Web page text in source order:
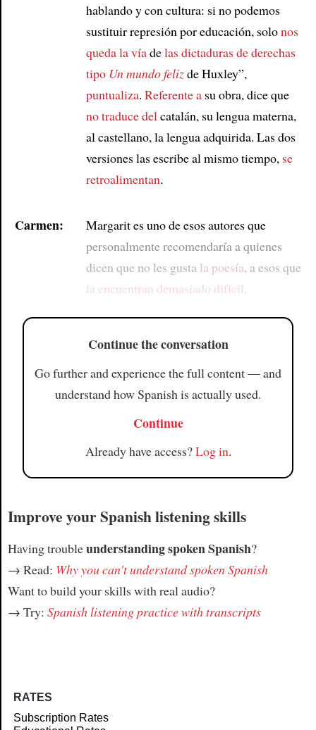
hablando y con cultura: si no podemos
sustituir represión por educación, solonos
quedala víadelas dictaduras de derechas
tipo Un mundo felizde Huxley”,
puntualiza. Referente asu obra, dice que
no traduce del catalán, su lengua materna,
al castellano, la lengua adquirida. Las dos
versiones las escribe al mismo tiempo, se
retroalimentan.
Carmen:
Margarit es uno de esos autores que
personalmente recomendaría a quienes
dicen que no les gusta la poesía, a esos que
la encuentran demasiado difícil.
Continue the conversation
Go further and experience the full content — and
understand how Spanish is actually used.
Continue
Already have access?Log in.
Improve your Spanish listening skills
Having troubleunderstanding spoken Spanish?
→ Read: Why you can't understand spoken Spanish
Want to build your skills with real audio?
→ Try: Spanish listening practice with transcripts
RATES
Subscription Rates